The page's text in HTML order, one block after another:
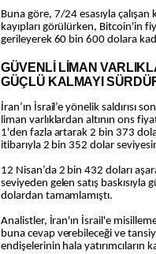
Buna göre, 7/24 esasıyla
kayıpları görülürken, Bitcoin'in
gerileyerek 60 bin 600 dolara
GÜVENLİ LİMAN
GÜÇLÜ KALMAYI
İran’ın İsrail’e yönelik saldırısı
liman varlıklardan altının ons
1'den fazla artarak 2 bin 373
itibarıyla 2 bin 352 dolar
12 Nisan’da 2 bin 432 doları
seviyeden gelen satış baskısıyla
dolardan tamamlamıştı.
Analistler, İran'ın İsrail'e misilleme
buna cevap verebileceği ve
endişelerinin hala